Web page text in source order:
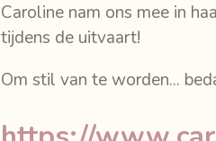
Caroline nam ons mee in
tijdens de uitvaart!
Om stil van te worden...